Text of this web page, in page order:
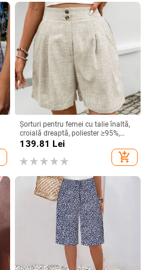
Șorturi pentru femei cu talie înaltă,
croială dreaptă, poliester ≥95%,
lungime 3/4, stil casual, vara 2025
139.81 Lei
add_shopping_cart